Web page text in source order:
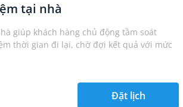
tại nhà
giúp khách hàng chủ động tầm soát
thời gian đi lại, chờ đợi kết quả với mức
Đặt lịch